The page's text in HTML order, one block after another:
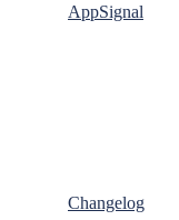
AppSignal
Changelog